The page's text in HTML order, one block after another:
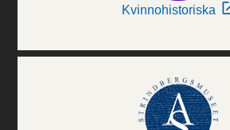
Kvinnohistoriska